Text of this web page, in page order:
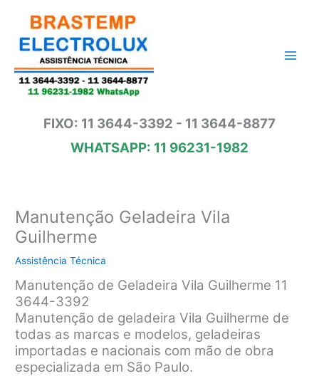
conteúdo
FIXO: 11 3644-3392 - 11 3644-8877
WHATSAPP: 11 96231-1982
Manutenção Geladeira Vila
Guilherme
Assistência Técnica
Manutenção de Geladeira Vila Guilherme 11
3644-3392
Manutenção de geladeira Vila Guilherme de
todas as marcas e modelos, geladeiras
importadas e nacionais com mão de obra
especializada em São Paulo.